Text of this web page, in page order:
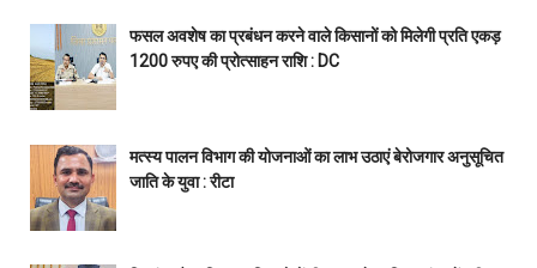
फसल अवशेष का प्रबंधन करने वाले किसानों को मिलेगी प्रति एकड़
1200 रुपए की प्रोत्साहन राशि : DC
मत्स्य पालन विभाग की योजनाओं का लाभ उठाएं बेरोजगार अनुसूचित
जाति के युवा : रीटा